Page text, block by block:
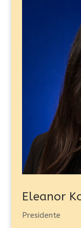
Eleanor
Presidente